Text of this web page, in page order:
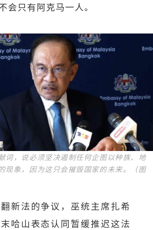
会只有阿克马一人。
词，说必须坚决遏制任何企图以种族、地
现象，因为这只会摧毁国家的未来。（图
新法的争议，巫统主席扎希
哈山表态认同暂缓推迟这法